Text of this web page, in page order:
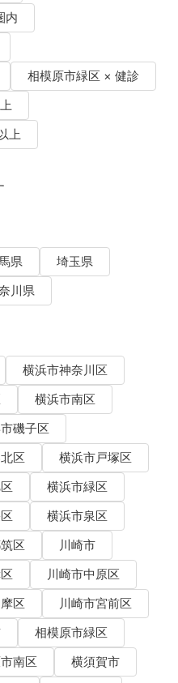
内
相模原市緑区 × 健診
上
県
埼玉県
川県
横浜市神奈川区
横浜市南区
磯子区
区
横浜市戸塚区
横浜市緑区
横浜市泉区
区
川崎市
川崎市中原区
区
川崎市宮前区
相模原市緑区
南区
横須賀市